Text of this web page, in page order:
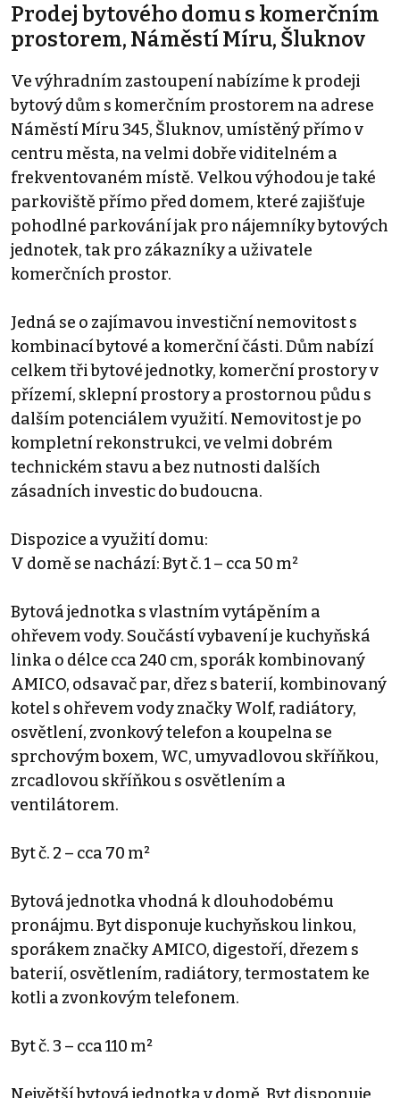
Prodej bytového domu s komerčním
prostorem, Náměstí Míru, Šluknov
Ve výhradním zastoupení nabízíme k prodeji
bytový dům s komerčním prostorem na adrese
Náměstí Míru 345, Šluknov, umístěný přímo v
centru města, na velmi dobře viditelném a
frekventovaném místě. Velkou výhodou je také
parkoviště přímo před domem, které zajišťuje
pohodlné parkování jak pro nájemníky bytových
jednotek, tak pro zákazníky a uživatele
komerčních prostor.
Jedná se o zajímavou investiční nemovitost s
kombinací bytové a komerční části. Dům nabízí
celkem tři bytové jednotky, komerční prostory v
přízemí, sklepní prostory a prostornou půdu s
dalším potenciálem využití. Nemovitost je po
kompletní rekonstrukci, ve velmi dobrém
technickém stavu a bez nutnosti dalších
zásadních investic do budoucna.
Dispozice a využití domu:
V domě se nachází: Byt č. 1 – cca 50 m²
Bytová jednotka s vlastním vytápěním a
ohřevem vody. Součástí vybavení je kuchyňská
linka o délce cca 240 cm, sporák kombinovaný
AMICO, odsavač par, dřez s baterií, kombinovaný
kotel s ohřevem vody značky Wolf, radiátory,
osvětlení, zvonkový telefon a koupelna se
sprchovým boxem, WC, umyvadlovou skříňkou,
zrcadlovou skříňkou s osvětlením a
ventilátorem.
Byt č. 2 – cca 70 m²
Bytová jednotka vhodná k dlouhodobému
pronájmu. Byt disponuje kuchyňskou linkou,
sporákem značky AMICO, digestoří, dřezem s
baterií, osvětlením, radiátory, termostatem ke
kotli a zvonkovým telefonem.
Byt č. 3 – cca 110 m²
Největší bytová jednotka v domě. Byt disponuje